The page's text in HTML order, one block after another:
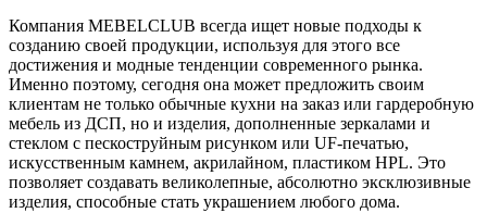
Компания MEBELCLUB всегда ищет новые подходы к
созданию своей продукции, используя для этого все
достижения и модные тенденции современного рынка.
Именно поэтому, сегодня она может предложить своим
клиентам не только обычные кухни на заказ или гардеробную
мебель из ДСП, но и изделия, дополненные зеркалами и
стеклом с пескоструйным рисунком или UF-печатью,
искусственным камнем, акрилайном, пластиком HPL. Это
позволяет создавать великолепные, абсолютно эксклюзивные
изделия, способные стать украшением любого дома.